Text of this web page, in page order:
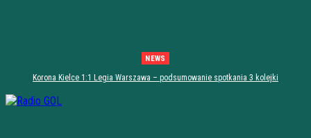
NEWS
Korona Kielce 1:1 Legia Warszawa – podsumowanie spotkania 3 kolejki